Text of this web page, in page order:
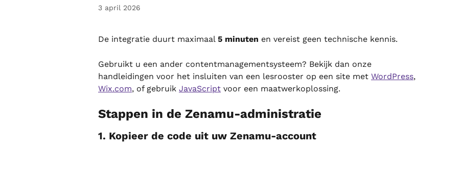
3 april 2026
De integratie duurt maximaal 5 minuten en vereist geen technische kennis.
Gebruikt u een ander contentmanagementsysteem? Bekijk dan onze
handleidingen voor het insluiten van een lesrooster op een site met WordPress,
Wix.com, of gebruik JavaScript voor een maatwerkoplossing.
Stappen in de Zenamu-administratie
1. Kopieer de code uit uw Zenamu-account